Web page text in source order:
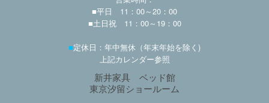
■平日 11：00～20：00
■土日祝 11：00～19：00
■定休日：年中無休（年末年始を除く)
上記カレンダー参照
新井家具 ベッド館
東京汐留ショールーム